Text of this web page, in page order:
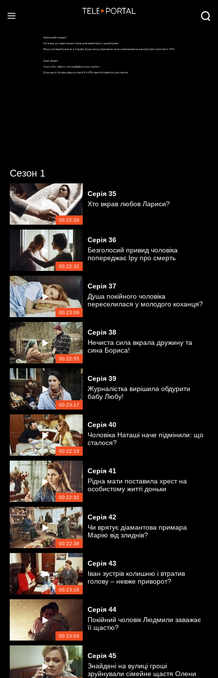
Сезон 1
00:22:20
Серія 35
Хто вкрав любов Лариси?
00:22:32
Серія 36
Безголосий привид чоловіка
попереджає Іру про смерть
00:23:09
Серія 37
Душа покійного чоловіка
переселилася у молодого коханця?
00:22:55
Серія 38
Нечиста сила вкрала дружину та
сина Бориса!
00:23:17
Серія 39
Журналістка вирішила обдурити
бабу Любу!
00:22:19
Серія 40
Чоловіка Наташі наче підмінили: що
сталося?
00:22:32
Серія 41
Рідна мати поставила хрест на
особистому житті доньки
00:22:38
Серія 42
Чи врятує діамантова примара
Марію від злиднів?
00:23:18
Серія 43
Іван зустрів колишню і втратив
голову – невже приворот?
00:23:04
Серія 44
Покійний чоловік Людмили заважає
її щастю?
Серія 45
Знайдені на вулиці гроші
зруйнували сімейне щастя Олени